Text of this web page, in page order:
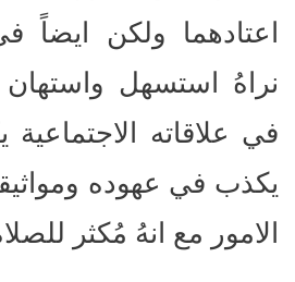
اعتادهما ولكن
نراهُ استسهل
في علاقاته
يكذب في عهوده
الامور مع انهُ مُكثر